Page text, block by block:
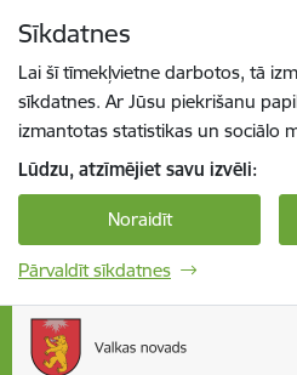
Sīkdatnes
Lai šī tīmekļvietne darbotos, tā
sīkdatnes. Ar Jūsu piekrišanu
izmantotas statistikas un sociālo
Lūdzu, atzīmējiet savu izvēli:
Noraidīt
Pārvaldīt sīkdatnes